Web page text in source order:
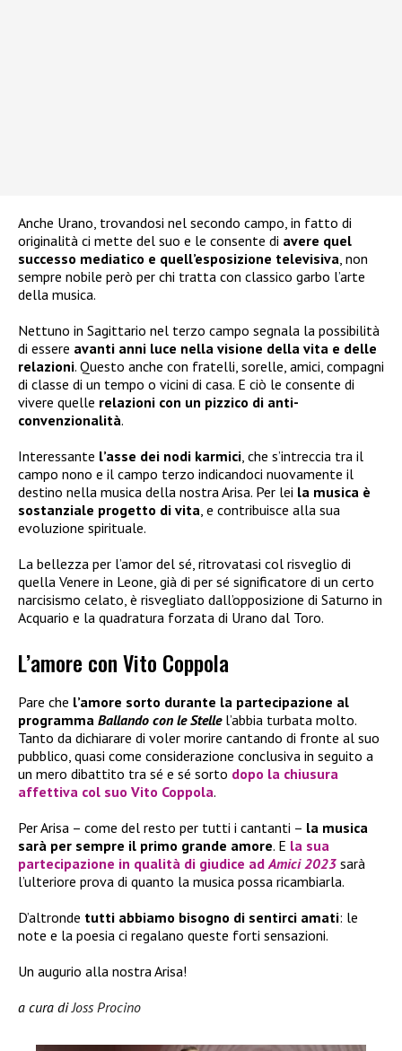
Anche Urano, trovandosi nel secondo campo, in fatto di
originalità ci mette del suo e le consente di avere quel
successo mediatico e quell’esposizione televisiva , non
sempre nobile però per chi tratta con classico garbo l’arte
della musica.
Nettuno in Sagittario nel terzo campo segnala la possibilità
di essere avanti anni luce nella visione della vita e delle
relazioni. Questo anche con fratelli, sorelle, amici, compagni
di classe di un tempo o vicini di casa. E ciò le consente di
vivere quelle relazioni con un pizzico di anti-
convenzionalità.
Interessante l’asse dei nodi karmici , che s’intreccia tra il
campo nono e il campo terzo indicandoci nuovamente il
destino nella musica della nostra Arisa. Per lei la musica è
sostanziale progetto di vita , e contribuisce alla sua
evoluzione spirituale.
La bellezza per l’amor del sé, ritrovatasi col risveglio di
quella Venere in Leone, già di per sé significatore di un certo
narcisismo celato, è risvegliato dall’opposizione di Saturno in
Acquario e la quadratura forzata di Urano dal Toro.
L’amore con Vito Coppola
Pare che l’amore sorto durante la partecipazione al
programma Ballando con le Stellel’abbia turbata molto.
Tanto da dichiarare di voler morire cantando di fronte al suo
pubblico, quasi come considerazione conclusiva in seguito a
un mero dibattito tra sé e sé sorto dopo la chiusura
affettiva col suo Vito Coppola.
Per Arisa – come del resto per tutti i cantanti – la musica
sarà per sempre il primo grande amore. E la sua
partecipazione in qualità di giudice adAmici 2023 sarà
l’ulteriore prova di quanto la musica possa ricambiarla.
D’altronde tutti abbiamo bisogno di sentirci amati: le
note e la poesia ci regalano queste forti sensazioni.
Un augurio alla nostra Arisa!
a cura diJoss Procino